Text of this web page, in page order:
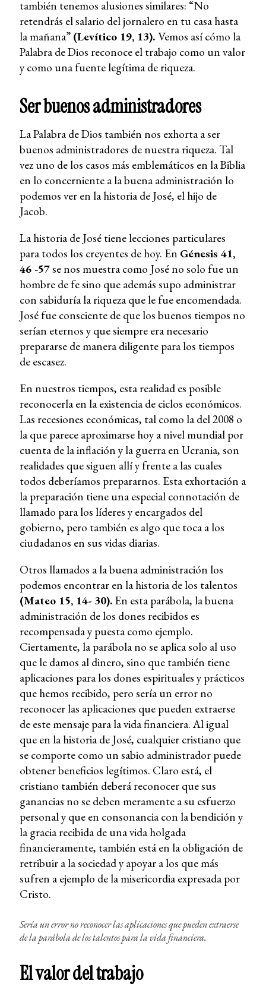
también tenemos alusiones similares: “No
retendrás el salario del jornalero en tu casa hasta
la mañana” (Levítico 19, 13). Vemos así cómo la
Palabra de Dios reconoce el trabajo como un valor
y como una fuente legítima de riqueza.
Ser buenos administradores
La Palabra de Dios también nos exhorta a ser
buenos administradores de nuestra riqueza. Tal
vez uno de los casos más emblemáticos en la Biblia
en lo concerniente a la buena administración lo
podemos ver en la historia de José, el hijo de
Jacob.
La historia de José tiene lecciones particulares
para todos los creyentes de hoy. En Génesis 41,
46 -57se nos muestra como José no solo fue un
hombre de fe sino que además supo administrar
con sabiduría la riqueza que le fue encomendada.
José fue consciente de que los buenos tiempos no
serían eternos y que siempre era necesario
prepararse de manera diligente para los tiempos
de escasez.
En nuestros tiempos, esta realidad es posible
reconocerla en la existencia de ciclos económicos.
Las recesiones económicas, tal como la del 2008 o
la que parece aproximarse hoy a nivel mundial por
cuenta de la inflación y la guerra en Ucrania, son
realidades que siguen allí y frente a las cuales
todos deberíamos prepararnos. Esta exhortación a
la preparación tiene una especial connotación de
llamado para los líderes y encargados del
gobierno, pero también es algo que toca a los
ciudadanos en sus vidas diarias.
Otros llamados a la buena administración los
podemos encontrar en la historia de los talentos
(Mateo 15, 14- 30).En esta parábola, la buena
administración de los dones recibidos es
recompensada y puesta como ejemplo.
Ciertamente, la parábola no se aplica solo al uso
que le damos al dinero, sino que también tiene
aplicaciones para los dones espirituales y prácticos
que hemos recibido, pero sería un error no
reconocer las aplicaciones que pueden extraerse
de este mensaje para la vida financiera. Al igual
que en la historia de José, cualquier cristiano que
se comporte como un sabio administrador puede
obtener beneficios legítimos. Claro está, el
cristiano también deberá reconocer que sus
ganancias no se deben meramente a su esfuerzo
personal y que en consonancia con la bendición y
la gracia recibida de una vida holgada
financieramente, también está en la obligación de
retribuir a la sociedad y apoyar a los que más
sufren a ejemplo de la misericordia expresada por
Cristo.
Sería un error no reconocer las aplicaciones que pueden extraerse
de la parábola de los talentos para la vida financiera.
El valor del trabajo